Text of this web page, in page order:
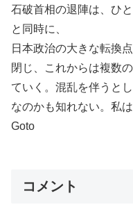
石破首相の退陣は、ひ
と同時に、
日本政治の大きな転換
閉じ、これからは複数
ていく。混乱を伴うと
なのかも知れない。私
Goto
コメント